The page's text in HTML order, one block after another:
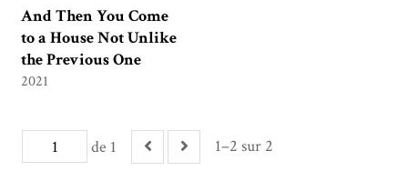
And Then You Come
to a House Not Unlike
the Previous One
2021
de 1 1–2 sur 2